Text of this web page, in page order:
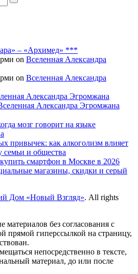
– «Архимед» ***
on Вселенная Александра
on Вселенная Александра
Александра Эгромжана
Александра Эгромжана
мозг говорит на языке
привычек: как алкоголизм влияет
семьи и общества
смартфон в Москве в 2026
магазины, скидки и серый
Дом «Новый Взгляд». All rights
материалов без согласования с
прямой гиперссылкой на страницу,
непосредственно в тексте,
материал, до или после